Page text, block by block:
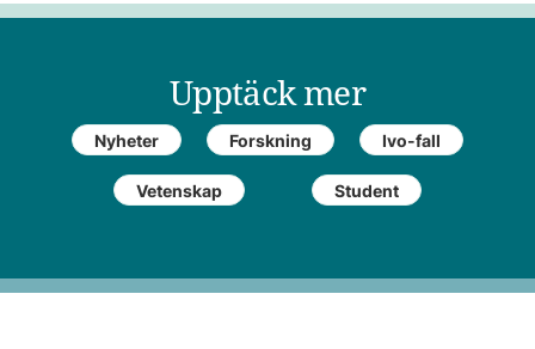
Upptäck mer
Nyheter Forskning Ivo-fall
Vetenskap Student